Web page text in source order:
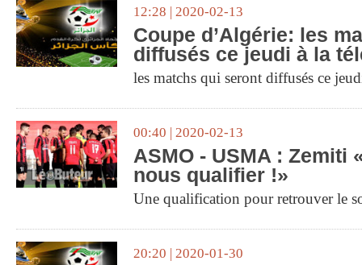
12:28 | 2020-02-13
Coupe d’Algérie: les
diffusés ce jeudi à la
les matchs qui seront diffusés ce
00:40 | 2020-02-13
ASMO - USMA : Zemiti
nous qualifier !»
Une qualification pour retrouver le
20:20 | 2020-01-30